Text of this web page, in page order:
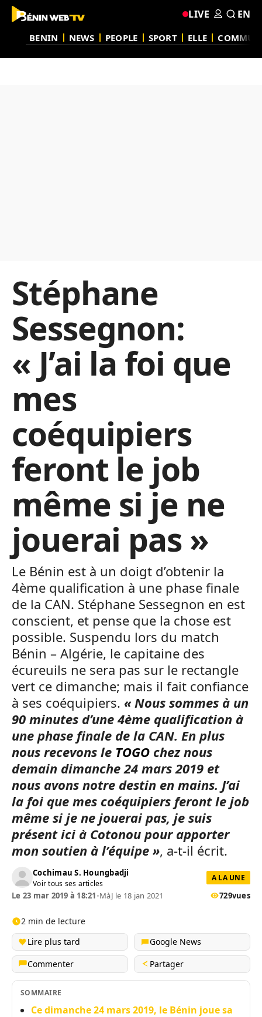
BENIN NEWS PEOPLE SPORT ELLE
LIVE EN
Stéphane
Sessegnon:
« J’ai la foi que
mes
coéquipiers
feront le job
même si je ne
jouerai pas »
Le Bénin est à un doigt d’obtenir la
4ème qualification à une phase finale
de la CAN. Stéphane Sessegnon en est
conscient, et pense que la chose est
possible. Suspendu lors du match
Bénin – Algérie, le capitaine des
écureuils ne sera pas sur le rectangle
vert ce dimanche; mais il fait confiance
à ses coéquipiers. «Nous sommes à un
90 minutes d’une 4ème qualification à
une phase finale de la CAN. En plus
nous recevons le TOGO chez nous
demain dimanche 24 mars 2019 et
nous avons notre destin en mains. J’ai
la foi que mes coéquipiers feront le job
même si je ne jouerai pas, je suis
présent ici à Cotonou pour apporter
mon soutien à l’équipe », a-t-il écrit.
Cochimau S. Houngbadji
Voir tous ses articles
A LA UNE
Le 23 mar 2019 à 18:21•MàJ le 18 jan 2021 729vues
2 min de lecture
Lire plus tard
Google News
Commenter
Partager
SOMMAIRE
Ce dimanche 24 mars 2019, le Bénin joue sa